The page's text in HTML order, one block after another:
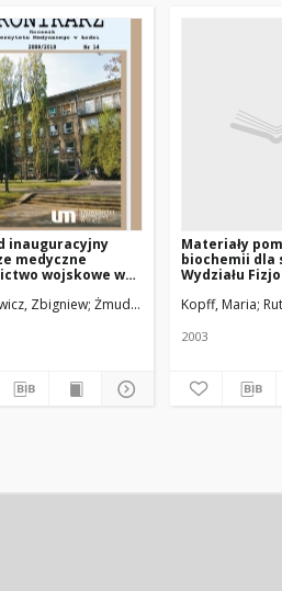
inauguracyjny
medyczne
wojskowe w
Zbigniew Żmuda, Ryszard. Red. nacz.
Materiały
biochemii dla
Wydziału
Kopff, Maria;
2003